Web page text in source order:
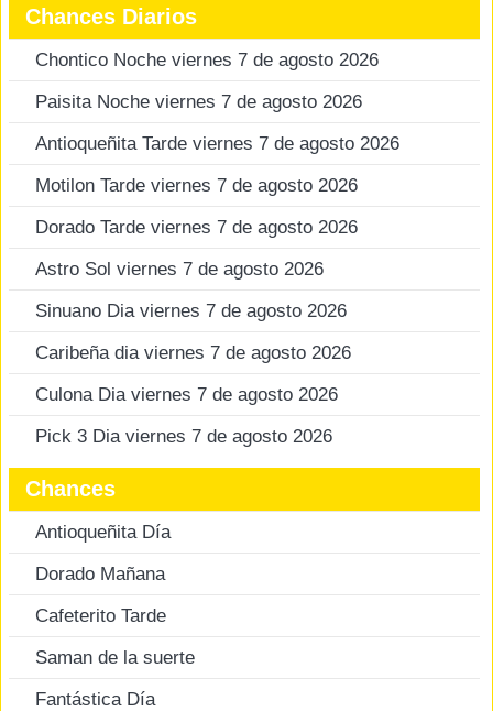
Chances Diarios
Chontico Noche viernes 7 de agosto 2026
Paisita Noche viernes 7 de agosto 2026
Antioqueñita Tarde viernes 7 de agosto 2026
Motilon Tarde viernes 7 de agosto 2026
Dorado Tarde viernes 7 de agosto 2026
Astro Sol viernes 7 de agosto 2026
Sinuano Dia viernes 7 de agosto 2026
Caribeña dia viernes 7 de agosto 2026
Culona Dia viernes 7 de agosto 2026
Pick 3 Dia viernes 7 de agosto 2026
Chances
Antioqueñita Día
Dorado Mañana
Cafeterito Tarde
Saman de la suerte
Fantástica Día